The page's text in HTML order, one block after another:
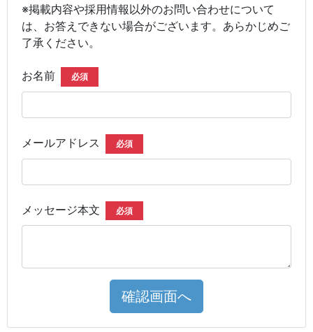
※掲載内容や採用情報以外のお問い合わせについて
は、お答えできない場合がございます。あらかじめご
了承ください。
お名前 必須
メールアドレス 必須
メッセージ本文 必須
確認画面へ